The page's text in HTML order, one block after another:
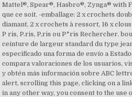
Mattel®, Spear®, Hasbro®, Zynga® with
que ce soit. -emballage: 2 x crochets
diamant, 2 x crochets à ressort, 16 x
P ris, P.ris, P,ris ou P*ris Rechercher.
ceinture de largeur standard du type
especificado una forma de envío a
compara valoraciones de los usuarios,
y obtén más información sobre ABC
alert, scrolling this page, clicking on a
in any other way, you consent to the use